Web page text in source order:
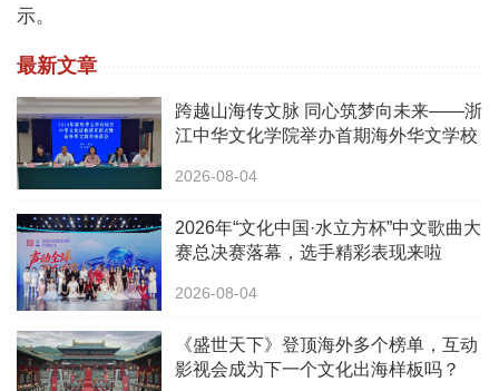
示。
最新文章
跨越山海传文脉 同心筑梦向未来——浙
江中华文化学院举办首期海外华文学校
2026-08-04
2026年“文化中国·水立方杯”中文歌曲大
赛总决赛落幕，选手精彩表现来啦
2026-08-04
《盛世天下》登顶海外多个榜单，互动
影视会成为下一个文化出海样板吗？